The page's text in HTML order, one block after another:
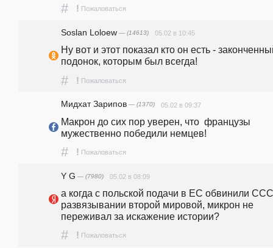
# ! Пожаловаться
Soslan Loloew — (14613) 05.02 в 10:45
Ну вот и этот показал кто он есть -
подонок, которым был всегда!
# ! Пожаловаться
Мидхат Зарипов — (1370) 05.02 в 09:37
Макрон до сих пор уверен, что  французы
мужественно победили немцев!
# ! Пожаловаться
Y G — (7980) 05.02 в 08:09
а когда с польской подачи в ЕС обвинили
развязывании второй мировой, микрон не
переживал за искажение истории?
# ! Пожаловаться